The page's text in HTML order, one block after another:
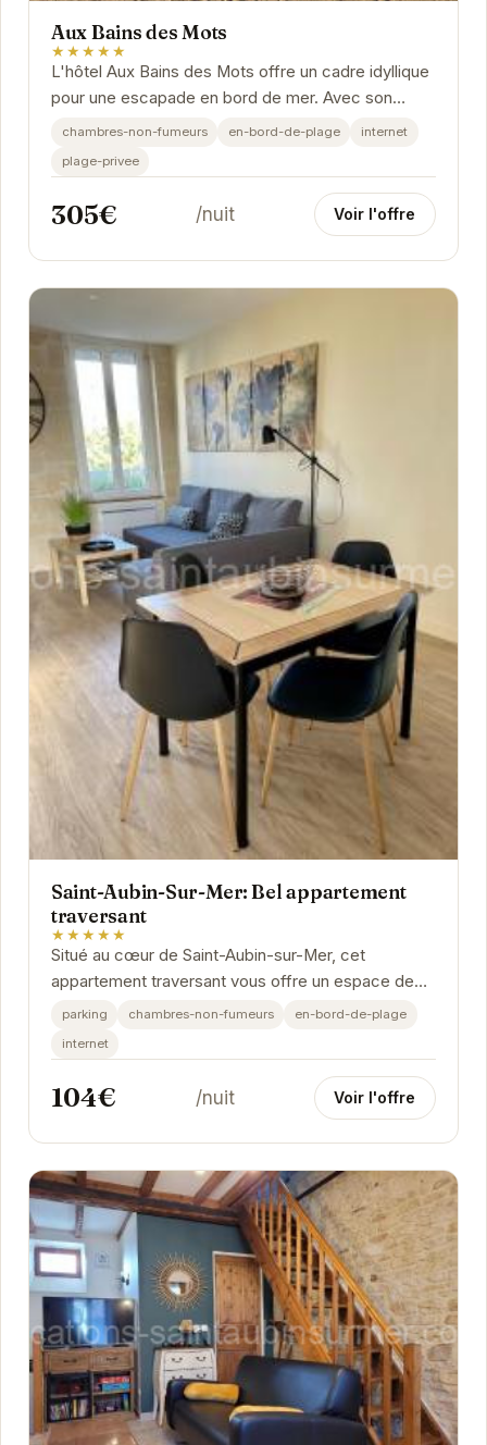
Aux Bains des Mots
★★★★★
L'hôtel Aux Bains des Mots offre un cadre idyllique
pour une escapade en bord de mer. Avec son
accès direct à la plage, vous pourrez profiter...
chambres-non-fumeurs en-bord-de-plage
internet
plage-privee
305€ /nuit Voir l'offre
Saint-Aubin-Sur-Mer: Bel appartement
traversant
★★★★★
Situé au cœur de Saint-Aubin-sur-Mer, cet
appartement traversant vous offre un espace de
vie lumineux et confortable. Idéalement placé à...
parking chambres-non-fumeurs
en-bord-de-plage
internet
104€ /nuit Voir l'offre